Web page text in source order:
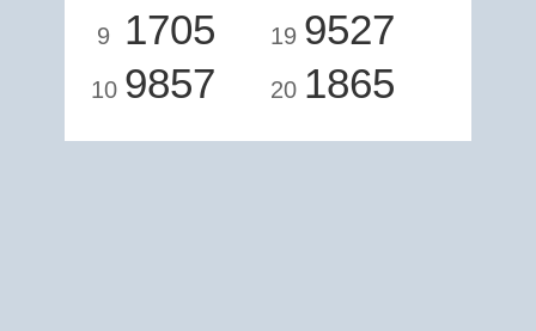
9 1705
10 9857
19 9527
20 1865